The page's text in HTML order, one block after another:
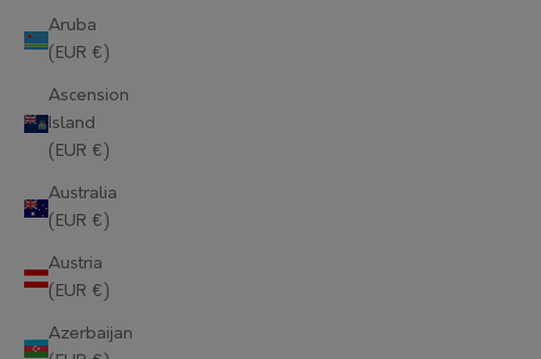
Aruba
(EUR €)
Ascension
Island
(EUR €)
Australia
(EUR €)
Austria
(EUR €)
Azerbaijan